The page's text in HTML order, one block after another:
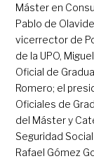
Máster en
Pablo de
vicerrector de
de la UPO,
Oficial de
Romero; el
Oficiales de
del Máster y
Seguridad
Rafael Gómez